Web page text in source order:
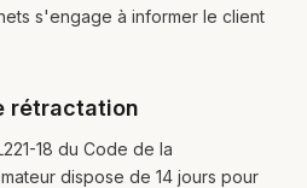
s'engage à informer le client
rétractation
18 du Code de la
dispose de 14 jours pour